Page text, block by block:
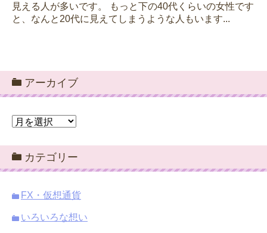
見える人が多いです。 もっと下の40代くらいの女性です
と、なんと20代に見えてしまうような人もいます...
アーカイブ
ア
カ
イ
ブ
カテゴリー
FX・仮想通貨
いろいろな想い